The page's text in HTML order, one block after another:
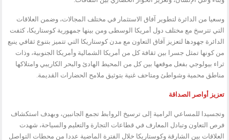
وسعيا من الدائرة لتطوير آفاق الاستثمار في مختلف المجالات، وضمن العلاقات
التي تترسخ مع مختلف دول أمريكا الوسطى ومن بينها جمهورية كوستاريكا، كثفت
الدائرة جهودها لتعزيز آفاق التعاون مع مدن كوستاريكا التي تتميز بتنوع ثقافي ينبع
من كونها تمثل جسرا بين ثقافة كل من أمريكا الشمالية وأمريكا الجنوبية، وذات
ثراء بيولوجي بفعل موقعها بين كل من المحيط الهادئ والبحر الكاريبي وامتلاكها
مناطق محمية وشواطئ ومتاحف غنية بتوثيق ملامح الحضارات القديمة.
تعزيز أواصر الصداقة
وتجسيدا للمساعي الرامية إلى ترسيخ الروابط تجمع الجانبين، وبهدف استكشاف
فرص التعاون وتبادل المعارف في قطاعات التجارة والتعليم والسياحة، شهدت
العلاقات بين الشارقة وكوستاريكا خلال الفترة الماضية عددا من محطات التواصل